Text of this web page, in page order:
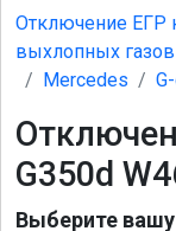
Отключение ЕГР
выхлопных газов
Mercedes
G350d
Выберите